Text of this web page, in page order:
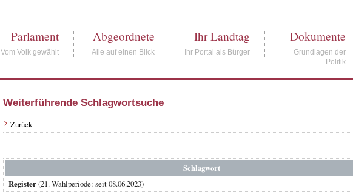
Parlament
Vom Volk gewählt
Abgeordnete
Alle auf einen Blick
Ihr Landtag
Ihr Portal als Bürger
Dokumente
Grundlagen der
Politik
Weiterführende Schlagwortsuche
Zurück
Schlagwort
Register(21. Wahlperiode: seit 08.06.2023)